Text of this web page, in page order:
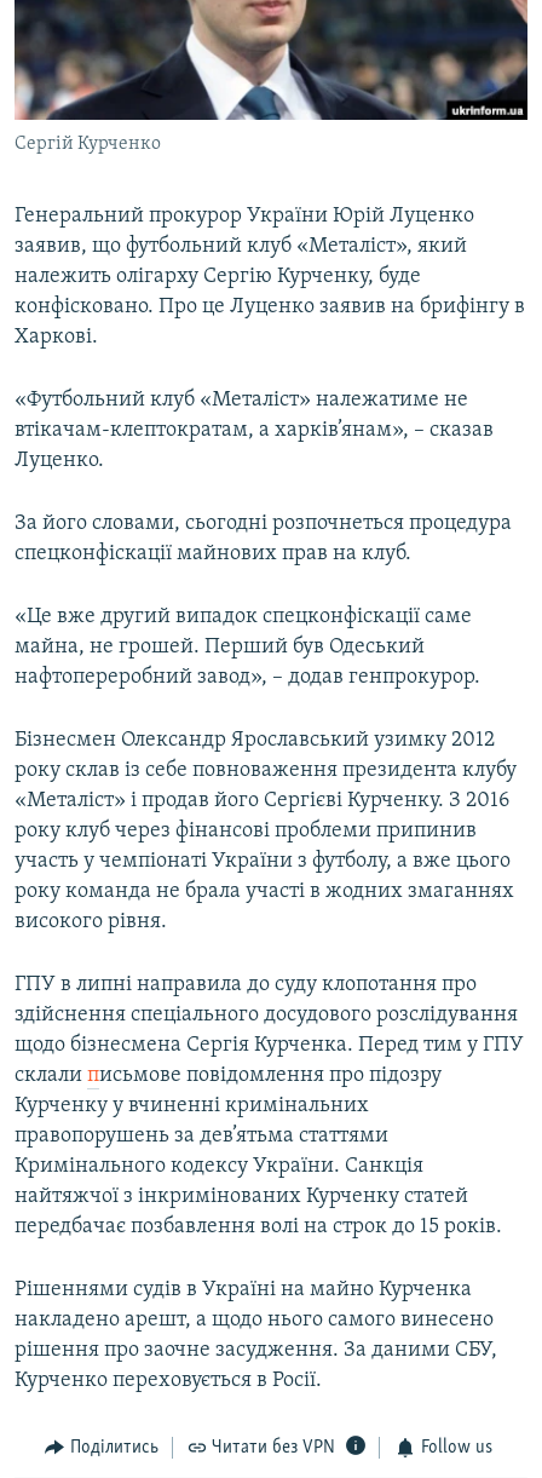
ВІДЕОУРОКИ «ELIFBE»
СВІДЧЕННЯ ОКУПАЦІЇ
УКРАЇНСЬКА ПРОБЛЕМА КРИМУ
ІНФОГРАФІКА
Русский
Qırımtatar
ДОЛУЧАЙСЯ!
Усі сайти RFE/RL
Сергій Курченко
Генеральний прокурор України Юрій Луценко
заявив, що футбольний клуб «Металіст», який
належить олігарху Сергію Курченку, буде
конфісковано. Про це Луценко заявив на брифінгу в
Харкові.
«Футбольний клуб «Металіст» належатиме не
втікачам-клептократам, а харків’янам», – сказав
Луценко.
За його словами, сьогодні розпочнеться процедура
спецконфіскації майнових прав на клуб.
«Це вже другий випадок спецконфіскації саме
майна, не грошей. Перший був Одеський
нафтопереробний завод», – додав генпрокурор.
Бізнесмен Олександр Ярославський узимку 2012
року склав із себе повноваження президента клубу
«Металіст» і продав його Сергієві Курченку. З 2016
року клуб через фінансові проблеми припинив
участь у чемпіонаті України з футболу, а вже цього
року команда не брала участі в жодних змаганнях
високого рівня.
ГПУ в липні направила до суду клопотання про
здійснення спеціального досудового розслідування
щодо бізнесмена Сергія Курченка. Перед тим у ГПУ
склали письмове повідомлення про підозру
Курченку у вчиненні кримінальних
правопорушень за дев’ятьма статтями
Кримінального кодексу України. Санкція
найтяжчої з інкримінованих Курченку статей
передбачає позбавлення волі на строк до 15 років.
Рішеннями судів в Україні на майно Курченка
накладено арешт, а щодо нього самого винесено
рішення про заочне засудження. За даними СБУ,
Курченко переховується в Росії.
Поділитись Читати без VPN Follow us